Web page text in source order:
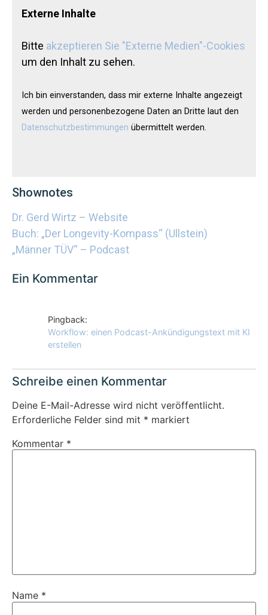
Externe Inhalte
Bitte akzeptieren Sie "Externe Medien"-Cookies
um den Inhalt zu sehen.
Ich bin einverstanden, dass mir externe Inhalte angezeigt
werden und personenbezogene Daten an Dritte laut den
Datenschutzbestimmungen übermittelt werden.
Shownotes
Dr. Gerd Wirtz – Website
Buch: „Der Longevity-Kompass“ (Ullstein)
„Männer TÜV“ – Podcast
Ein Kommentar
Pingback:
Workflow: einen Podcast-Ankündigungstext mit KI
erstellen
Schreibe einen Kommentar
Deine E-Mail-Adresse wird nicht veröffentlicht.
Erforderliche Felder sind mit * markiert
Kommentar *
Name *